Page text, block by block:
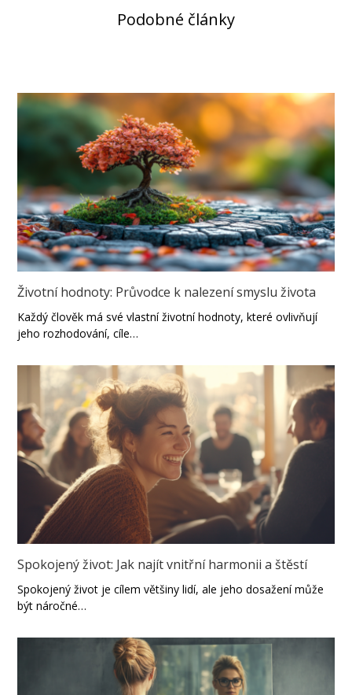
Podobné články
Životní hodnoty: Průvodce k nalezení smyslu života
Každý člověk má své vlastní životní hodnoty, které ovlivňují
jeho rozhodování, cíle…
Spokojený život: Jak najít vnitřní harmonii a štěstí
Spokojený život je cílem většiny lidí, ale jeho dosažení může
být náročné…